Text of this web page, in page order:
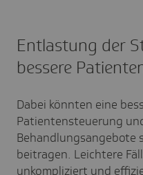
Entlastung der
bessere
Dabei könnten eine
Patientensteuerung
Behandlungsangebote
beitragen. Leichtere
unkompliziert und